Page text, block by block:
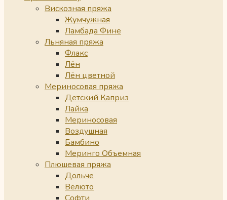
Вискозная пряжа
Жумчужная
Ламбада Фине
Льняная пряжа
Флакс
Лён
Лён цветной
Мериносовая пряжа
Детский Каприз
Лайка
Мериносовая
Воздушная
Бамбино
Меринго Объемная
Плюшевая пряжа
Дольче
Велюто